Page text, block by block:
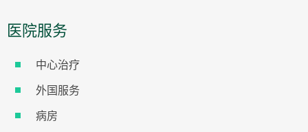
医院服务
中心治疗
外国服务
病房